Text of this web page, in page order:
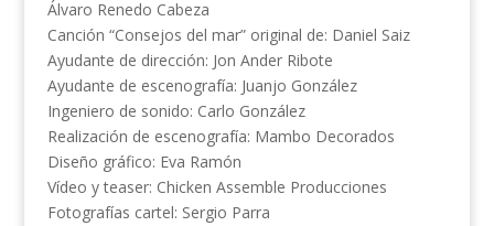
Álvaro Renedo Cabeza
Canción “Consejos del mar” original de: Daniel Saiz
Ayudante de dirección: Jon Ander Ribote
Ayudante de escenografía: Juanjo González
Ingeniero de sonido: Carlo González
Realización de escenografía: Mambo Decorados
Diseño gráfico: Eva Ramón
Vídeo y teaser: Chicken Assemble Producciones
Fotografías cartel: Sergio Parra